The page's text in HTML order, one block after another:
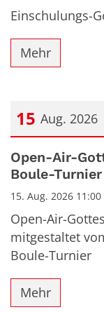
Einschulungs-
Mehr
15 Aug. 2026
Datum: 15.
Open-Air-
Boule-Turnier
15. Aug. 2026
Open-Air-
mitgestaltet
Boule-Turnier
Mehr